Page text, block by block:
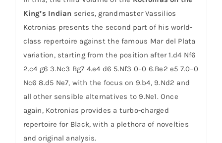
King’s Indian series, grandmaster Vassilios
Kotronias presents the second part of his world-
class repertoire against the famous Mar del Plata
variation, starting from the position after 1.d4 Nf6
2.c4 g6 3.Nc3 Bg7 4.e4 d6 5.Nf3 0–0 6.Be2 e5 7.0–0
Nc6 8.d5 Ne7, with the focus on 9.b4, 9.Nd2 and
all other sensible alternatives to 9.Ne1. Once
again, Kotronias provides a turbo-charged
repertoire for Black, with a plethora of novelties
and original analysis.